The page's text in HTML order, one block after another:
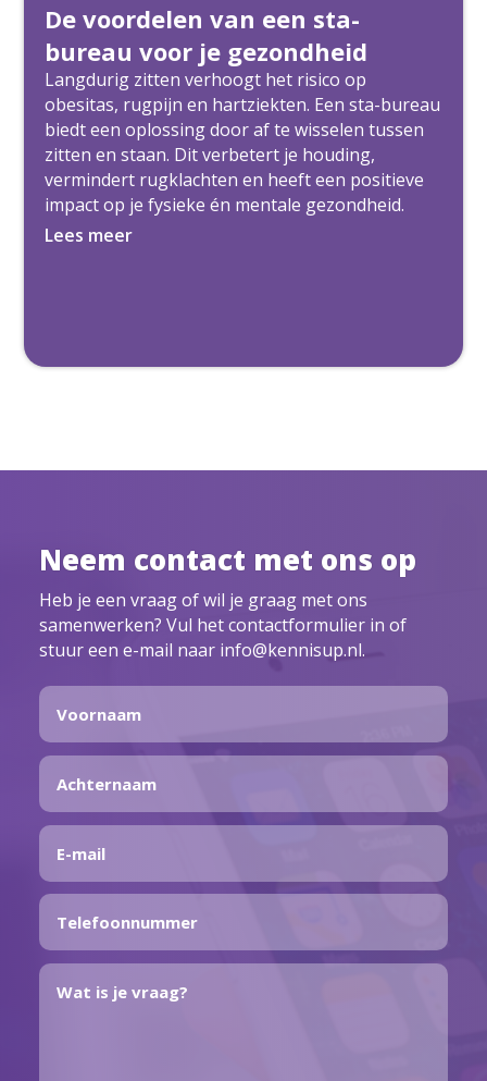
De voordelen van een sta-
bureau voor je gezondheid
Langdurig zitten verhoogt het risico op
obesitas, rugpijn en hartziekten. Een sta-bureau
biedt een oplossing door af te wisselen tussen
zitten en staan. Dit verbetert je houding,
vermindert rugklachten en heeft een positieve
impact op je fysieke én mentale gezondheid.
Lees meer
Neem contact met ons op
Heb je een vraag of wil je graag met ons
samenwerken? Vul het contactformulier in of
stuur een e-mail naar info@kennisup.nl.